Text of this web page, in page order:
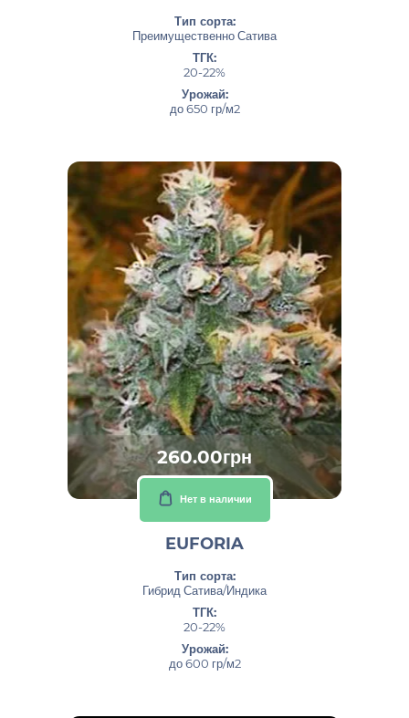
Тип сорта:
Преимущественно Сатива
ТГК:
20-22%
Урожай:
до 650 гр/м2
260.00грн
Нет в наличии
EUFORIA
Тип сорта:
Гибрид Сатива/Индика
ТГК:
20-22%
Урожай:
до 600 гр/м2